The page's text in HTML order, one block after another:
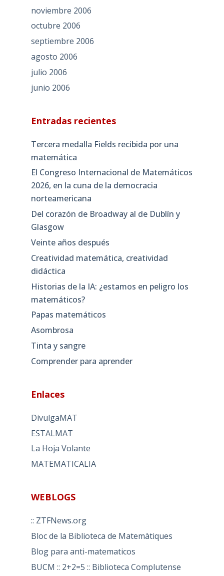
noviembre 2006
octubre 2006
septiembre 2006
agosto 2006
julio 2006
junio 2006
Entradas recientes
Tercera medalla Fields recibida por una
matemática
El Congreso Internacional de Matemáticos
2026, en la cuna de la democracia
norteamericana
Del corazón de Broadway al de Dublín y
Glasgow
Veinte años después
Creatividad matemática, creatividad
didáctica
Historias de la IA: ¿estamos en peligro los
matemáticos?
Papas matemáticos
Asombrosa
Tinta y sangre
Comprender para aprender
Enlaces
DivulgaMAT
ESTALMAT
La Hoja Volante
MATEMATICALIA
WEBLOGS
:: ZTFNews.org
Bloc de la Biblioteca de Matemàtiques
Blog para anti-matematicos
BUCM :: 2+2=5 :: Biblioteca Complutense